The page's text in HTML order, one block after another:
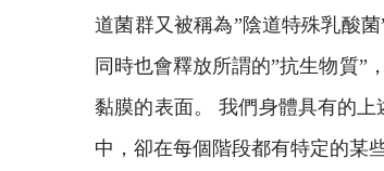
道菌群又被稱為”陰道特殊乳酸
同時也會釋放所謂的”抗生物質”
黏膜的表面。 我們身體具有的
中，卻在每個階段都有特定的某